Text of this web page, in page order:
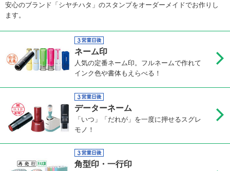
安心のブランド「シヤチハタ」のスタンプをオーダーメイドでお作りし
ます。
ネーム印
人気の定番ネーム印。フルネームで作れて
インク色や書体もえらべる！
データーネーム
「いつ」「だれが」を一度に押せるスグレ
モノ！
角型印・一行印